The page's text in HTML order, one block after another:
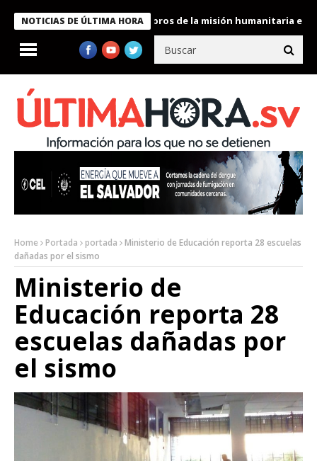
NOTICIAS DE ÚLTIMA HORA
Bukele condecora a miembros de la misión humanitaria enviada
Home Portada portada
Ministerio de Educación reporta 28 escuelas
dañadas por el sismo
Ministerio de
Educación reporta 28
escuelas dañadas por
el sismo